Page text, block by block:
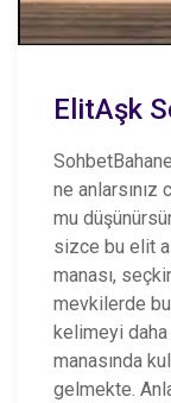
ElitAşk
ne anlarsınız
mu
sizce bu elit
manası,
mevkilerde
kelimeyi
manasında
gelmekte.